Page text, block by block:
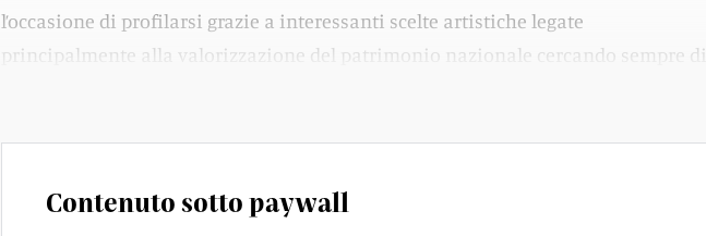
l’occasione di profilarsi grazie a interessanti scelte artistiche legate
principalmente alla valorizzazione del patrimonio nazionale cercando sempre di
Contenuto sotto paywall